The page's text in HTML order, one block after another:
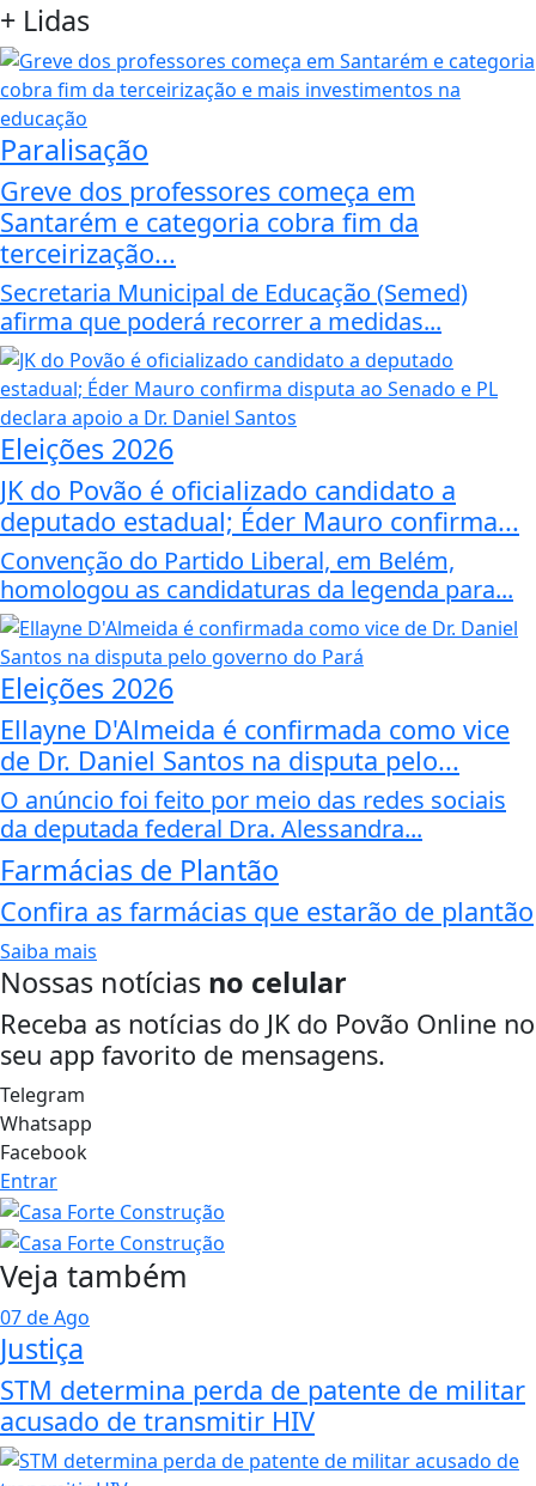
+ Lidas
Paralisação
Greve dos professores começa em
Santarém e categoria cobra fim da
terceirização...
Secretaria Municipal de Educação (Semed)
afirma que poderá recorrer a medidas...
Eleições 2026
JK do Povão é oficializado candidato a
deputado estadual; Éder Mauro confirma...
Convenção do Partido Liberal, em Belém,
homologou as candidaturas da legenda para...
Eleições 2026
Ellayne D'Almeida é confirmada como vice
de Dr. Daniel Santos na disputa pelo...
O anúncio foi feito por meio das redes sociais
da deputada federal Dra. Alessandra...
Farmácias de Plantão
Confira as farmácias que estarão de plantão
Saiba mais
Nossas notícias no celular
Receba as notícias do JK do Povão Online no
seu app favorito de mensagens.
Telegram
Whatsapp
Facebook
Entrar
Veja também
07 de Ago
Justiça
STM determina perda de patente de militar
acusado de transmitir HIV